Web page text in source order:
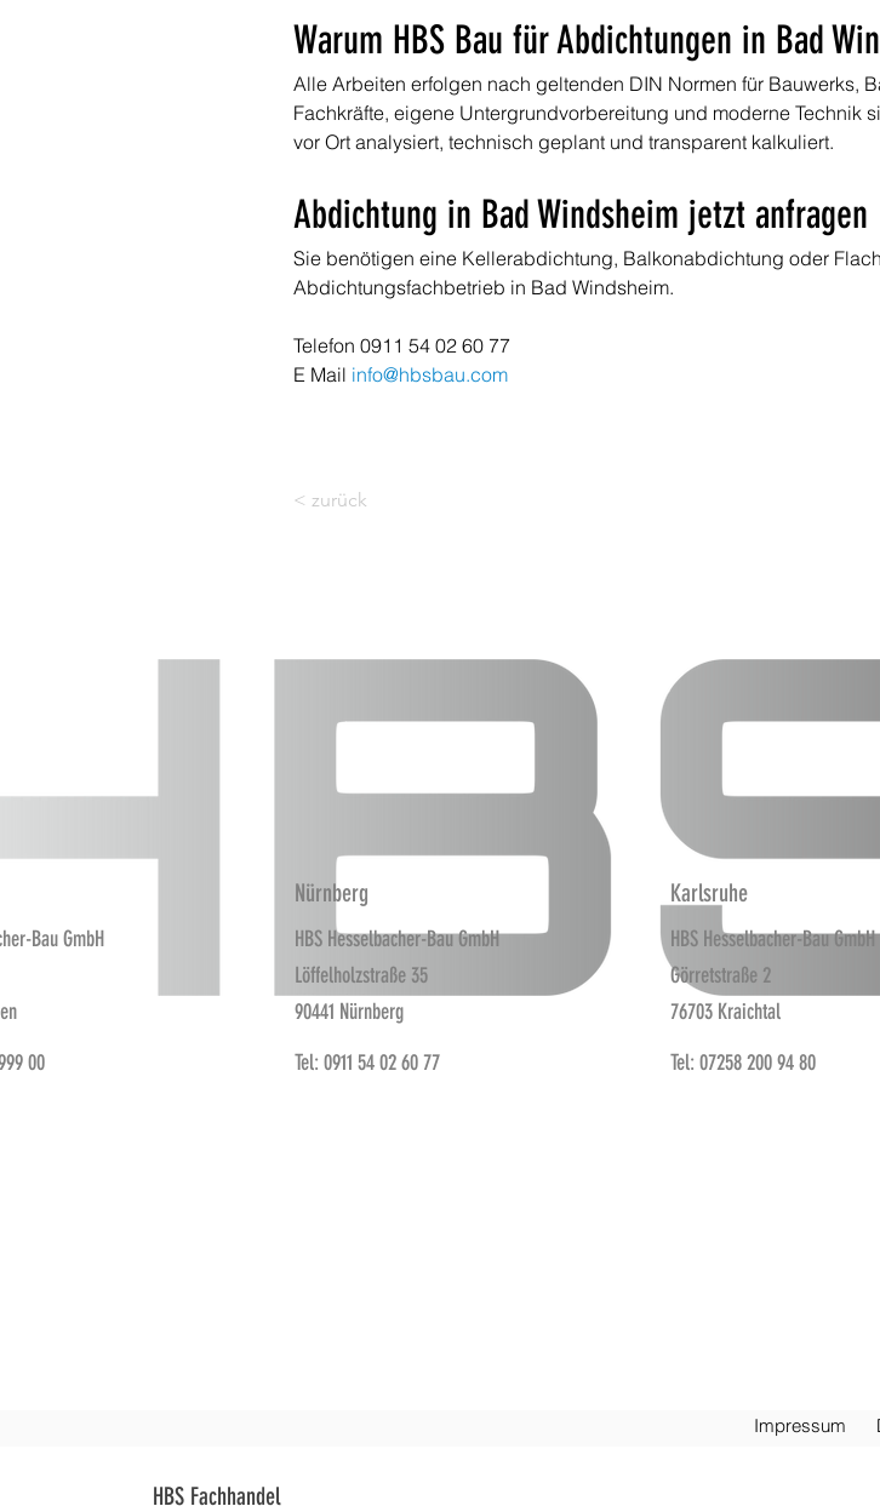
Warum HBS Bau für Abdichtungen in Bad
Alle Arbeiten erfolgen nach geltenden DIN Normen für Bauwerks,
Fachkräfte, eigene Untergrundvorbereitung und moderne
vor Ort analysiert, technisch geplant und transparent kalkuliert.
Abdichtung in Bad Windsheim jetzt anfragen
Sie benötigen eine Kellerabdichtung, Balkonabdichtung oder
Abdichtungsfachbetrieb in Bad Windsheim.
Telefon 0911 54 02 60 77
E Mail info@hbsbau.com
< zurück
Bau GmbH
Nürnberg
HBS Hesselbacher-Bau GmbH
Löffelholzstraße 35
90441 Nürnberg
Karlsruhe
HBS Hesselbacher-Bau GmbH
Görretstraße 2
76703 Kraichtal
00
Tel: 0911 54 02 60 77 Tel: 07258 200 94 80
Impressum
HBS Fachhandel